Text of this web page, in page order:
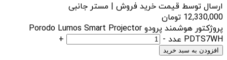
ارسال توسط قیمت خرید فروش | مستر جانبی
12,330,000 تومان
پروژکتور هوشمند پرودو Porodo Lumos Smart Projector
PDTS7WH عدد
-
+
افزودن به سبد خرید